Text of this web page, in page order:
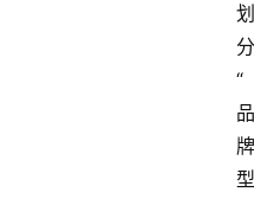
划
分
“
品
牌
型